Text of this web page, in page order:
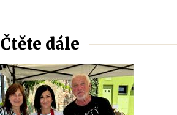
Čtěte dále